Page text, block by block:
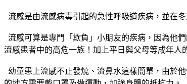
流感是由流感病毒引起的急性呼吸道疾病，並在
流感可算是專門「欺負」小朋友的疾病，因為他
流感患者中的高危一族！加上平日與父母等成年人
幼童患上流感不止發燒、流鼻水這樣簡單，由於